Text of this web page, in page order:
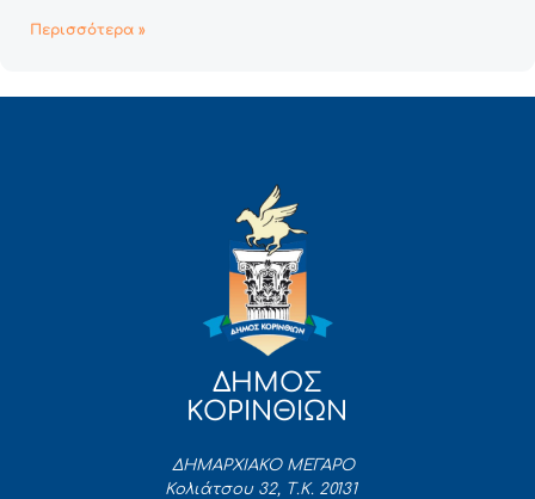
Περισσότερα »
ΔΗΜΟΣ
ΚΟΡΙΝΘΙΩΝ
ΔΗΜΑΡΧΙΑΚΟ ΜΕΓΑΡΟ
Κολιάτσου 32, Τ.Κ. 20131